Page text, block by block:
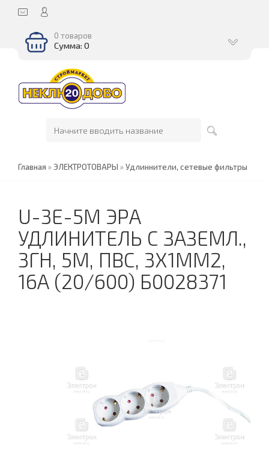
0 товаров
Сумма: 0
Главная »ЭЛЕКТРОТОВАРЫ »Удлиннители, сетевые фильтры
U-3E-5M ЭРА
УДЛИНИТЕЛЬ C ЗАЗЕМЛ.,
3ГН, 5М, ПВС, 3Х1ММ2,
16А (20/600) Б0028371